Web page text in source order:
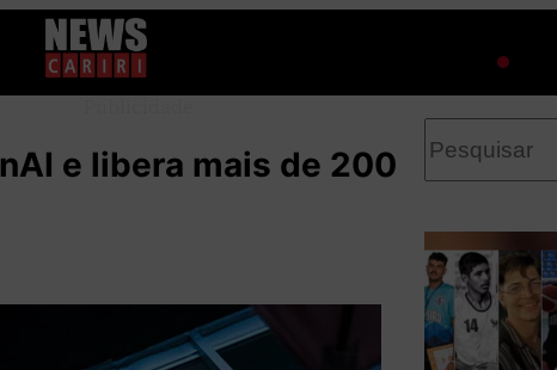
e libera mais de 200
u
i
s